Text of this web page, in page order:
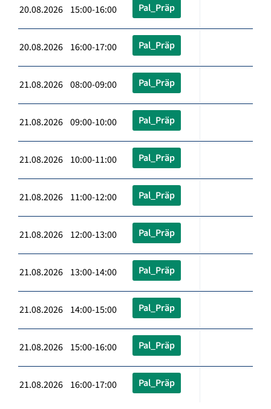
20.08.2026 15:00-16:00 Pal_Präp
20.08.2026 16:00-17:00 Pal_Präp
21.08.2026 08:00-09:00 Pal_Präp
21.08.2026 09:00-10:00 Pal_Präp
21.08.2026 10:00-11:00 Pal_Präp
21.08.2026 11:00-12:00 Pal_Präp
21.08.2026 12:00-13:00 Pal_Präp
21.08.2026 13:00-14:00 Pal_Präp
21.08.2026 14:00-15:00 Pal_Präp
21.08.2026 15:00-16:00 Pal_Präp
21.08.2026 16:00-17:00 Pal_Präp